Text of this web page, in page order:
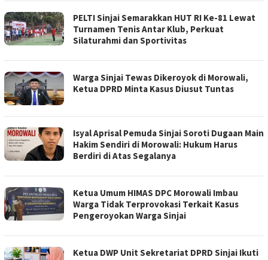
PELTI Sinjai Semarakkan HUT RI Ke-81 Lewat
Turnamen Tenis Antar Klub, Perkuat
Silaturahmi dan Sportivitas
Warga Sinjai Tewas Dikeroyok di Morowali,
Ketua DPRD Minta Kasus Diusut Tuntas
Isyal Aprisal Pemuda Sinjai Soroti Dugaan Main
Hakim Sendiri di Morowali: Hukum Harus
Berdiri di Atas Segalanya
Ketua Umum HIMAS DPC Morowali Imbau
Warga Tidak Terprovokasi Terkait Kasus
Pengeroyokan Warga Sinjai
Ketua DWP Unit Sekretariat DPRD Sinjai Ikuti